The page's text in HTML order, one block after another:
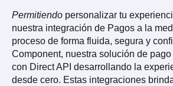
Permitiendo personalizar tu
nuestra integración de Pagos a la
proceso de forma fluida, segura y
Component, nuestra solución de
con Direct API desarrollando la
desde cero. Estas integraciones